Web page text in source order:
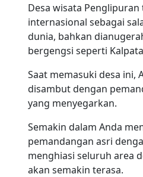
Desa wisata
internasional sebagai
dunia, bahkan
bergengsi seperti
Saat memasuki desa ini,
disambut dengan
yang menyegarkan.
Semakin dalam Anda
pemandangan asri
menghiasi seluruh area
akan semakin terasa.